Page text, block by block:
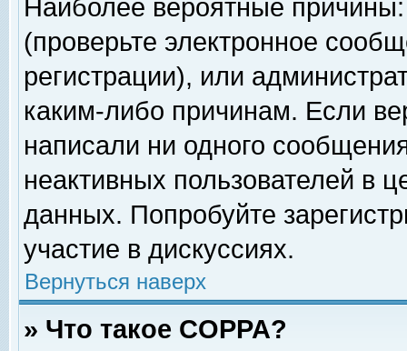
Наиболее вероятные
(проверьте электронное
регистрации), или
каким-либо причинам. Если
написали ни одного
неактивных пользователей в
данных. Попробуйте
участие в дискуссиях.
Вернуться наверх
» Что такое COPPA?